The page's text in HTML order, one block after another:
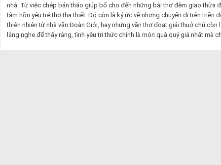
nhà. Từ việc chép bản thảo giúp bố cho đến những bài thơ đêm giao thừa
tâm hồn yêu trẻ thơ tha thiết. Đó còn là ký ức về những chuyến đi trên triền
thiên nhiên từ nhà văn Đoàn Giỏi, hay những vần thơ đoạt giải thuở chú
lắng nghe để thấy rằng, tình yêu tri thức chính là món quà quý giá nhất mà